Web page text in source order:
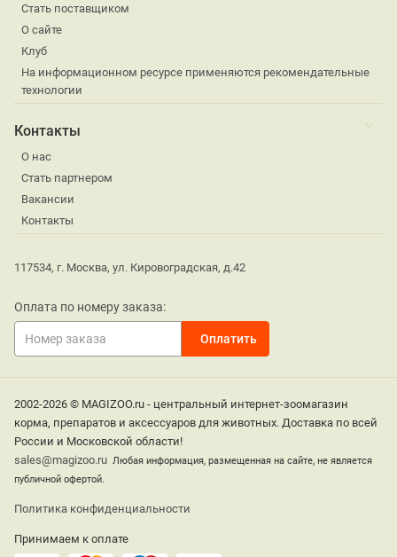
Стать поставщиком
О сайте
Клуб
На информационном ресурсе применяются рекомендательные
технологии
Контакты
О нас
Стать партнером
Вакансии
Контакты
117534, г. Москва, ул. Кировоградская, д.42
Оплата по номеру заказа:
2002-2026 © MAGIZOO.ru - центральный интернет-зоомагазин
корма, препаратов и аксессуаров для животных. Доставка по всей
России и Московской области!
sales@magizoo.ru Любая информация, размещенная на сайте, не является
публичной офертой.
Политика конфиденциальности
Принимаем к оплате